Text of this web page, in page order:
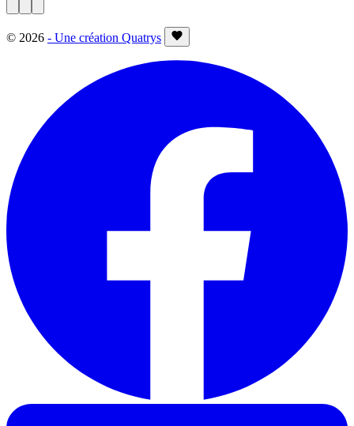
© 2026 - Une création Quatrys